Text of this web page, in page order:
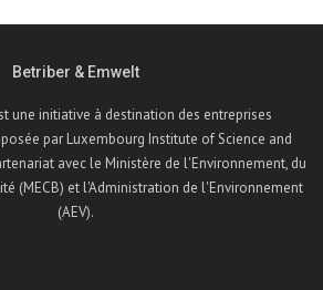
Betriber & Emwelt
une initiative à destination des entreprises
par Luxembourg Institute of Science and
avec le Ministère de l'Environnement, du
(MECB) et l'Administration de l'Environnement
(AEV).